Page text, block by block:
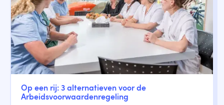
Op een rij: 3 alternatieven voor de
Arbeidsvoorwaardenregeling